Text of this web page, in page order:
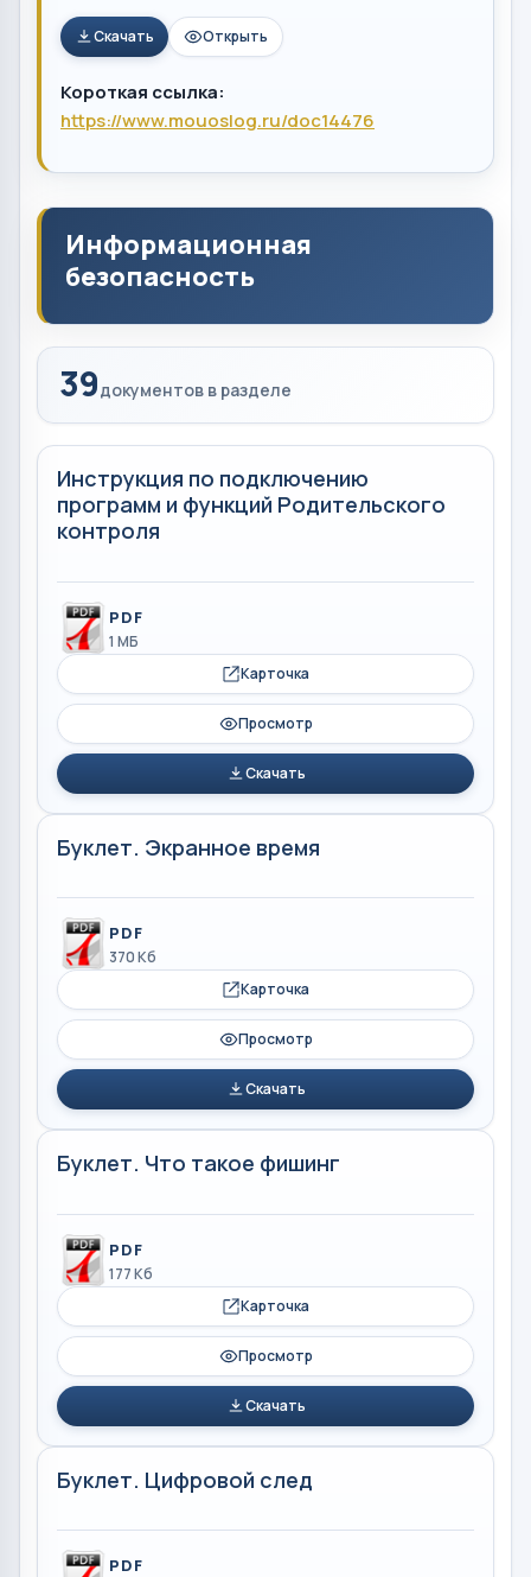
Скачать Открыть
Короткая ссылка:
https://www.mouoslog.ru/doc14476
Информационная
безопасность
39документов в разделе
Инструкция по подключению
программ и функций Родительского
контроля
PDF
1 МБ
Карточка
Просмотр
Скачать
Буклет. Экранное время
PDF
370 Кб
Карточка
Просмотр
Скачать
Буклет. Что такое фишинг
PDF
177 Кб
Карточка
Просмотр
Скачать
Буклет. Цифровой след
PDF